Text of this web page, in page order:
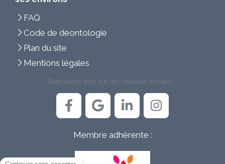
FAQ
Code de déontologie
Plan du site
Mentions légales
Retrouvez moi sur les réseaux sociaux :
Membre adhérente :